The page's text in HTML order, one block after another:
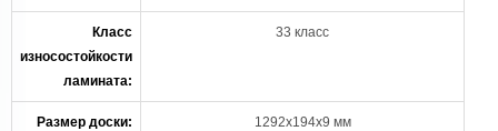
Класс
износостойкости
ламината:
33 класс
Размер доски: 1292х194х9 мм